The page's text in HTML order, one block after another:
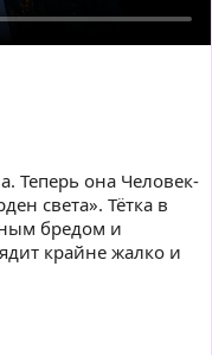
Теперь она Человек-
света». Тётка в
бредом и
крайне жалко и